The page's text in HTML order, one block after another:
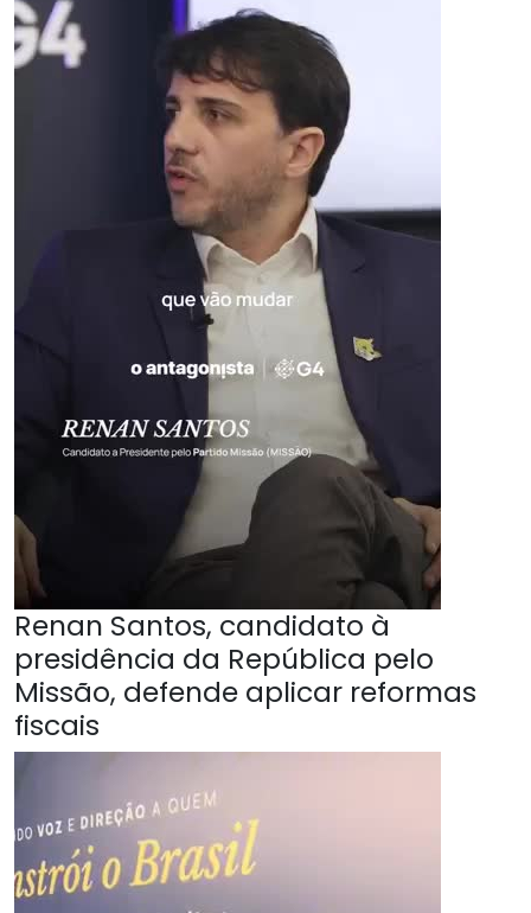
Renan Santos, candidato à
presidência da República pelo
Missão, defende aplicar reformas
fiscais